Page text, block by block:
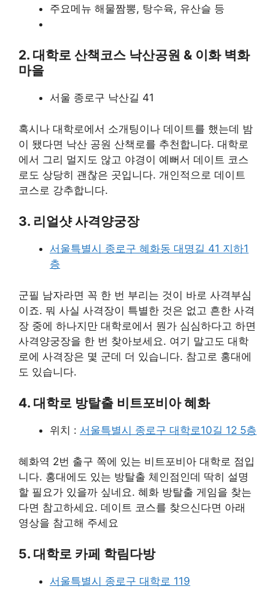
주요메뉴 해물짬뽕, 탕수육, 유산슬 등
2. 대학로 산책코스 낙산공원 & 이화 벽화
마을
서울 종로구 낙산길 41
혹시나 대학로에서 소개팅이나 데이트를 했는데 밤
이 됐다면 낙산 공원 산책로를 추천합니다. 대학로
에서 그리 멀지도 않고 야경이 예뻐서 데이트 코스
로도 상당히 괜찮은 곳입니다. 개인적으로 데이트
코스로 강추합니다.
3. 리얼샷 사격양궁장
서울특별시 종로구 혜화동 대명길 41 지하1
층
군필 남자라면 꼭 한 번 부리는 것이 바로 사격부심
이죠. 뭐 사실 사격장이 특별한 것은 없고 흔한 사격
장 중에 하나지만 대학로에서 뭔가 심심하다고 하면
사격양궁장을 한 번 찾아보세요. 여기 말고도 대학
로에 사격장은 몇 군데 더 있습니다. 참고로 홍대에
도 있습니다.
4. 대학로 방탈출 비트포비아 혜화
위치 : 서울특별시 종로구 대학로10길 12 5층
혜화역 2번 출구 쪽에 있는 비트포비아 대학로 점입
니다. 홍대에도 있는 방탈출 체인점인데 딱히 설명
할 필요가 있을까 싶네요. 혜화 방탈출 게임을 찾는
다면 참고하세요. 데이트 코스를 찾으신다면 아래
영상을 참고해 주세요
5. 대학로 카페 학림다방
서울특별시 종로구 대학로 119